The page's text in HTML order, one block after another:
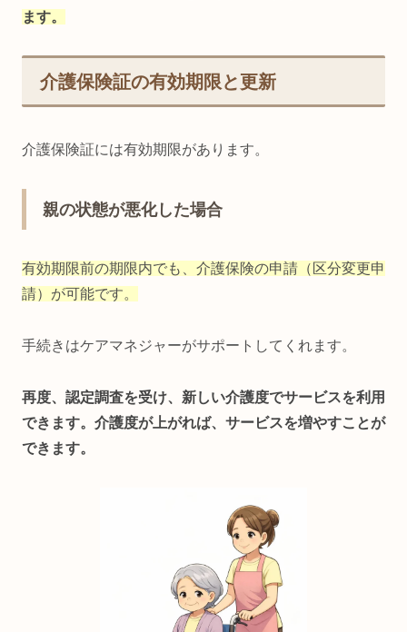
ます。
介護保険証の有効期限と更新
介護保険証には有効期限があります。
親の状態が悪化した場合
有効期限前の期限内でも、介護保険の申請（区分変更申
請）が可能です。
手続きはケアマネジャーがサポートしてくれます。
再度、認定調査を受け、新しい介護度でサービスを利用
できます。介護度が上がれば、サービスを増やすことが
できます。